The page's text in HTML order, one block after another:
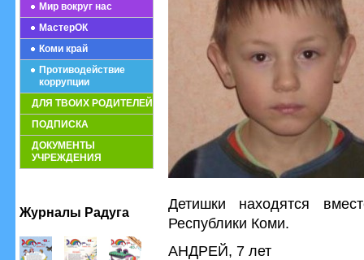
Мир вокруг нас
МастерОК
Коми край
Противодействие
коррупции
ДЛЯ ТВОИХ РОДИТЕЛЕЙ
ПОДПИСКА
ДОКУМЕНТЫ
УЧРЕЖДЕНИЯ
Журналы Радуга
Детишки находятся
Республики Коми.
АНДРЕЙ, 7 лет